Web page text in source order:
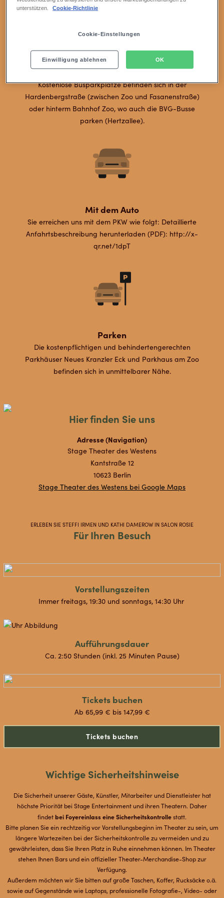
Mit dem Reisebus
Kostenlose Busparkplätze befinden sich in der
Hardenbergstraße (zwischen Zoo und Fasanenstraße)
oder hinterm Bahnhof Zoo, wo auch die BVG-Busse
parken (Hertzallee).
Mit dem Auto
Sie erreichen uns mit dem PKW wie folgt: Detaillierte
Anfahrtsbeschreibung herunterladen (PDF): http://x-
qr.net/1dpT
Parken
Die kostenpflichtigen und behindertengerechten
Parkhäuser Neues Kranzler Eck und Parkhaus am Zoo
befinden sich in unmittelbarer Nähe.
Hier finden Sie uns
Adresse (Navigation)
Stage Theater des Westens
Kantstraße 12
10623 Berlin
Stage Theater des Westens bei Google Maps
ERLEBEN SIE STEFFI IRMEN UND KATHI DAMEROW IN SALON ROSIE
Für Ihren Besuch
Vorstellungszeiten
Immer freitags, 19:30 und sonntags, 14:30 Uhr
Aufführungsdauer
Ca. 2:50 Stunden (inkl. 25 Minuten Pause)
Tickets buchen
Ab 65,99 € bis 147,99 €
Tickets buchen
Wichtige Sicherheitshinweise
Die Sicherheit unserer Gäste, Künstler, Mitarbeiter und Dienstleister hat
höchste Priorität bei Stage Entertainment und ihren Theatern. Daher
findetbei Foyereinlass eine Sicherheitskontrollestatt.
Bitte planen Sie ein rechtzeitig vor Vorstellungsbeginn im Theater zu sein, um
längere Wartezeiten bei der Sicherheitskontrolle zu vermeiden und zu
gewährleisten, dass Sie Ihren Platz in Ruhe einnehmen können. Im Theater
stehen Ihnen Bars und ein offizieller Theater-Merchandise-Shop zur
Verfügung.
Außerdem möchten wir Sie bitten auf große Taschen, Koffer, Rucksäcke o.ä.
sowie auf Gegenstände wie Laptops, professionelle Fotografie-, Video- oder
unterstützen.
Cookie-Richtlinie
Cookie-Einstellungen
Einwilligung ablehnen OK